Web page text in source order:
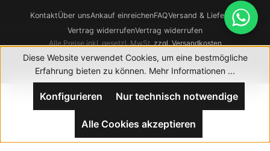
KontaktÜber unsAnkauf einreichenFAQVersand & Lieferung
Vertrag widerrufenVertrag widerrufen
Alle Preise inkl. gesetzl. MwSt.zzgl. Versandkosten
© 2026 CHRONOWERK GmbH. Alle Rechte vorbehalten.
Realisierung durch XICTRON
Diese Website verwendet Cookies, um eine bestmögliche
Erfahrung bieten zu können. Mehr Informationen ...
Nur technisch notwendige
Konfigurieren
Alle Cookies akzeptieren